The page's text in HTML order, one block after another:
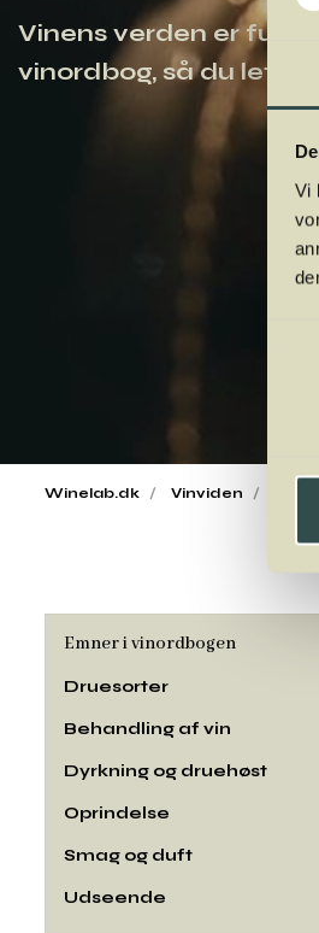
Vi
Vinens verden er fuld
vinordbog, så du
Winelab.dk Vinviden
Emner i vinordbogen
Druesorter
Behandling af vin
Dyrkning og druehøst
Oprindelse
Smag og duft
Udseende